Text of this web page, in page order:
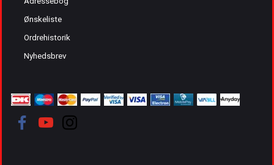
Ønskeliste
Ordrehistorik
Nyhedsbrev